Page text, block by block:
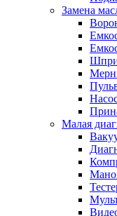
Замена
Малая